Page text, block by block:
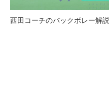
西田コーチのバックボレー解説